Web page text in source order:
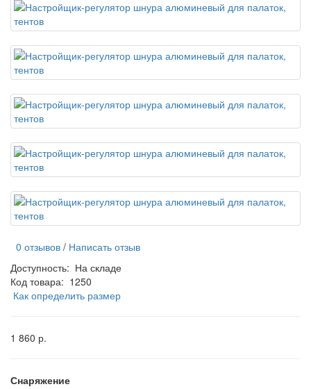
0 отзывов / Написать отзыв
Доступность: На складе
Код товара: 1250
Как определить размер
1 860 р.
Снаряжение